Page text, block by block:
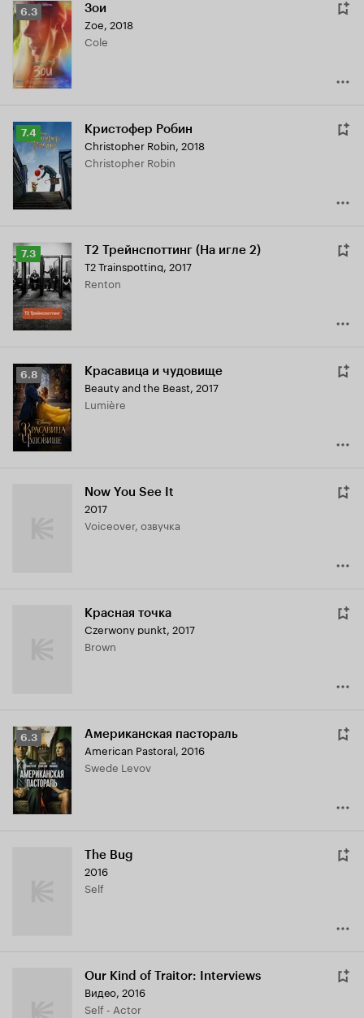
Рейтинг
Кинопоиска
6.3
6.3 Зои
Zoe, 2018
Cole
Рейтинг
Кинопоиска
7.4
7.4 Кристофер Робин
Christopher Robin, 2018
Christopher Robin
Рейтинг
Кинопоиска
7.3
7.3 Т2 Трейнспоттинг (На игле 2)
T2 Trainspotting, 2017
Renton
Рейтинг
Кинопоиска
6.8
6.8 Красавица и чудовище
Beauty and the Beast, 2017
Lumière
Now You See It
2017
Voiceover, озвучка
Красная точка
Czerwony punkt, 2017
Brown
Рейтинг
Кинопоиска
6.3
6.3 Американская пастораль
American Pastoral, 2016
Swede Levov
The Bug
2016
Self
Our Kind of Traitor: Interviews
Видео, 2016
Self - Actor